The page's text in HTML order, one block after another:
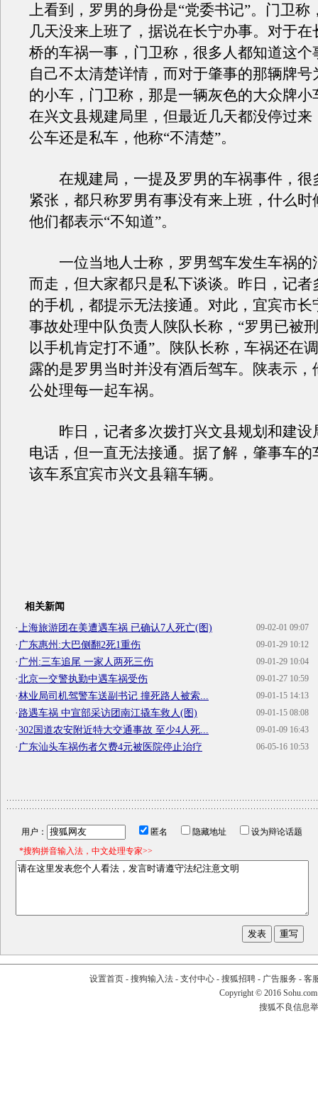
上看到，罗男的身份是“党委书记”。门卫称
几天没来上班了，据说在长宁办事。对于在
桥的车祸一事，门卫称，很多人都知道这个
自己不太清楚详情，而对于肇事的那辆牌号
的小车，门卫称，那是一辆灰色的大众牌小
在兴文县规建局里，但最近几天都没停过来
公车还是私车，他称“不清楚”。
在规建局，一提及罗男的车祸事件，很
紧张，都只称罗男有事没有来上班，什么时
他们都表示“不知道”。
一位当地人士称，罗男驾车发生车祸的
而走，但大家都只是私下谈谈。昨日，记者
的手机，都提示无法接通。对此，宜宾市长
事故处理中队负责人陕队长称，“罗男已被
以手机肯定打不通”。陕队长称，车祸还在
露的是罗男当时并没有酒后驾车。陕表示，
公处理每一起车祸。
昨日，记者多次拨打兴文县规划和建设
电话，但一直无法接通。据了解，肇事车的
该车系宜宾市兴文县籍车辆。
相关新闻
09-02-01 09:07
· 上海旅游团在美遭遇车祸 已确认7人死亡(图)
09-01-29 10:12
· 广东惠州:大巴侧翻2死1重伤
09-01-29 10:04
· 广州:三车追尾 一家人两死三伤
09-01-27 10:59
·北京一交警执勤中遇车祸受伤
09-01-15 14:13
·林业局司机驾警车送副书记 撞死路人被索...
09-01-15 08:08
·路遇车祸 中宣部采访团南江撬车救人(图)
09-01-09 16:43
·302国道农安附近特大交通事故 至少4人死...
06-05-16 10:53
· 广东汕头车祸伤者欠费4元被医院停止治疗
用户： 匿名 隐藏地址
设为辩论话题
*搜狗拼音输入法，中文处理专家>>
设置首页- 搜狗输入法- 支付中心- 搜狐招聘- 广告服务 - 客
Copyright © 2016
搜狐不良信息